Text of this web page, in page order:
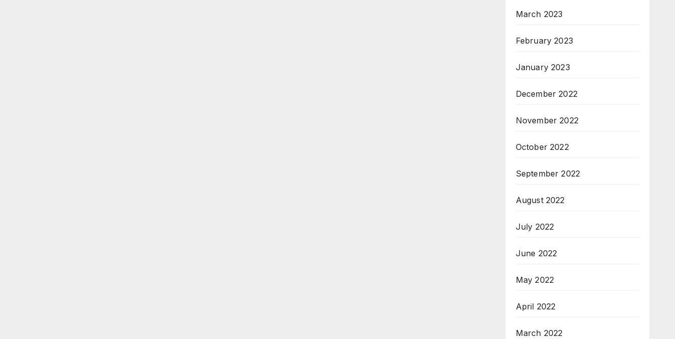
March 2023
February 2023
January 2023
December 2022
November 2022
October 2022
September 2022
August 2022
July 2022
June 2022
May 2022
April 2022
March 2022